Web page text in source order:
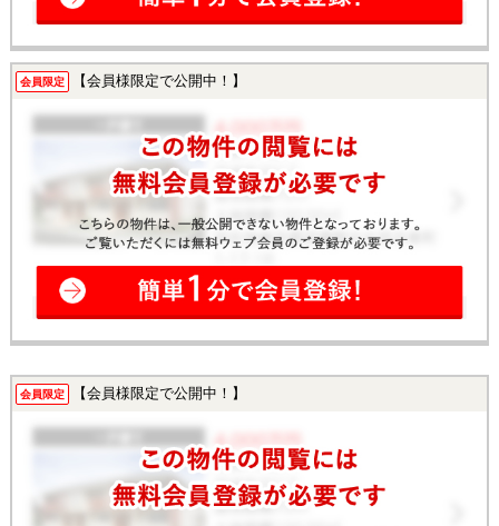
会員限定 【会員様限定で公開中！】
会員限定 【会員様限定で公開中！】